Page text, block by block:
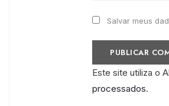
Salvar meus
Este site utiliza o
processados.